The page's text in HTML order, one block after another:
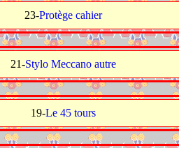
23-Protège cahier
21-Stylo Meccano autre
19-Le 45 tours